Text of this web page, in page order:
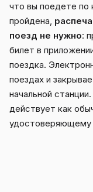
что вы поедете по
пройдена,
поезд не нужно:
билет в
поездка.
поездах и
начальной
действует как
удостоверяющему